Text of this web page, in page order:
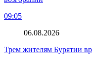
09:05
06.08.2026
Трем жителям Бурятии